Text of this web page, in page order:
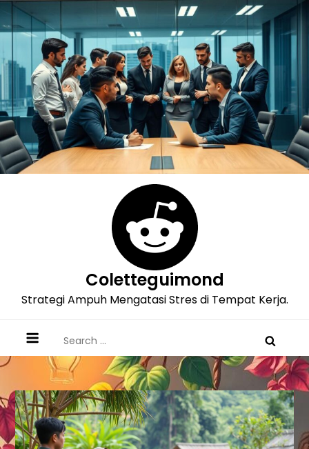
Skip
to
Coletteguimond
Strategi Ampuh Mengatasi Stres di Tempat Kerja.
for: